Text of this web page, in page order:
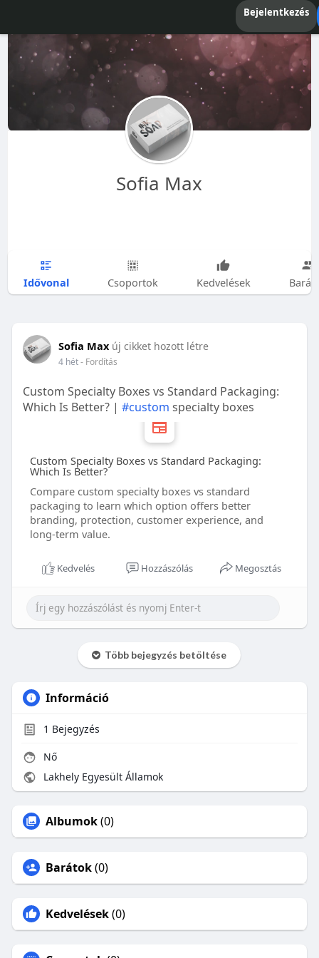
Bejelentkezés
Sofia Max
Idővonal Csoportok Kedvelések
Sofia Max új cikket hozott létre
4 hét- Fordítás
Custom Specialty Boxes vs Standard Packaging:
Which Is Better? | #custom specialty boxes
Custom Specialty Boxes vs Standard Packaging:
Which Is Better?
Compare custom specialty boxes vs standard
packaging to learn which option offers better
branding, protection, customer experience, and
long-term value.
Kedvelés Hozzászólás Megosztás
Több bejegyzés betöltése
Információ
1 Bejegyzés
Nő
Lakhely Egyesült Államok
Albumok(0)
Barátok(0)
Kedvelések(0)